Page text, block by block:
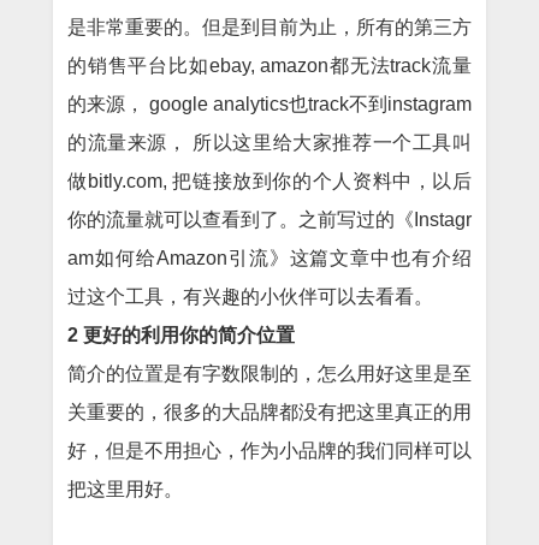
是非常重要的。但是到目前为止，所有的第三方
的销售平台比如ebay, amazon都无法track流量
的来源， google analytics也track不到instagram
的流量来源， 所以这里给大家推荐一个工具叫
做bitly.com, 把链接放到你的个人资料中，以后
你的流量就可以查看到了。之前写过的 《Instagr
am如何给Amazon引流》 这篇文章中也有介绍
过这个工具，有兴趣的小伙伴可以去看看。
2 更好的利用你的简介位置
简介的位置是有字数限制的，怎么用好这里是至
关重要的，很多的大品牌都没有把这里真正的用
好，但是不用担心，作为小品牌的我们同样可以
把这里用好。